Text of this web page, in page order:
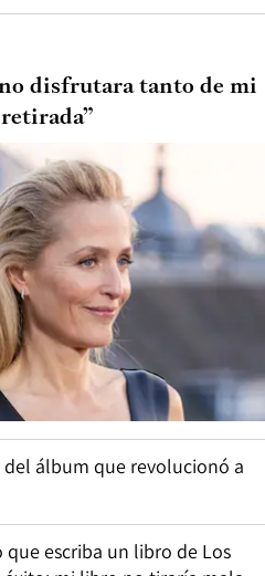
disfrutara tanto de mi
álbum que revolucionó a
que escriba un libro de Los